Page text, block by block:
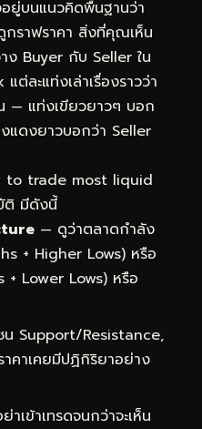
บนแนวคิดพื้นฐานว่า
กราฟราคา สิ่งที่คุณเห็น
ง Buyer กับ Seller ใน
ต่ละแท่งเล่าเรื่องราวว่า
น — แท่งเขียวยาวๆ บอก
แดงยาวบอกว่า Seller
to trade most liquid
ติ มีดังนี้
— ดูว่าตลาดกำลัง
+ Higher Lows) หรือ
Lower Lows) หรือ
น Support/Resistance,
คาเคยมีปฏิกิริยาอย่าง
าเข้าเทรดจนกว่าจะเห็น